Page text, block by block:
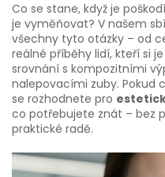
Co se stane, když je
je vyměňovat? V našem
všechny tyto otázky – od
reálné příběhy lidí, kteří si
srovnání s kompozitními
nalepovacími zuby. Pokud
se rozhodnete pro
co potřebujete znát – bez
praktické radě.